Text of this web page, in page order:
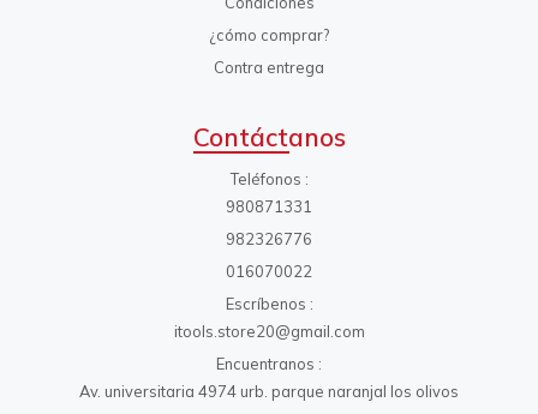
¿cómo comprar?
Contra entrega
Contáctanos
Teléfonos
980871331
982326776
016070022
Escríbenos
itools.store20@gmail.com
Encuentranos
Av. universitaria 4974 urb. parque naranjal los olivos